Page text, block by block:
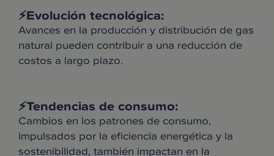
⚡️Evolución tecnológica:
Avances en la producción y distribución de gas
natural pueden contribuir a una reducción de
costos a largo plazo.
⚡️Tendencias de consumo:
Cambios en los patrones de consumo,
impulsados por la eficiencia energética y la
sostenibilidad, también impactan en la